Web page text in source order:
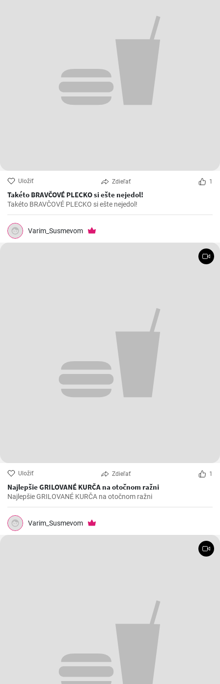
Uložiť Zdieľať 1
Takéto BRAVČOVÉ PLECKO si ešte nejedol!
Takéto BRAVČOVÉ PLECKO si ešte nejedol!
Varim_Susmevom
Uložiť Zdieľať 1
Najlepšie GRILOVANÉ KURČA na otočnom ražni
Najlepšie GRILOVANÉ KURČA na otočnom ražni
Varim_Susmevom